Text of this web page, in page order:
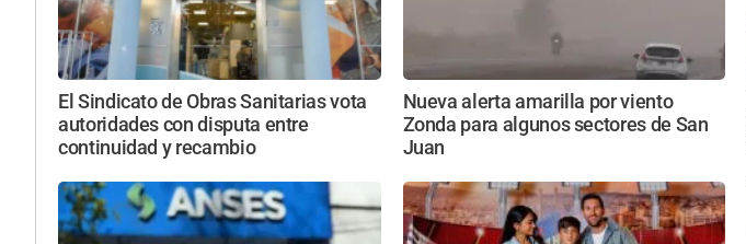
El Sindicato de Obras Sanitarias vota
autoridades con disputa entre
continuidad y recambio
Nueva alerta amarilla por viento
Zonda para algunos sectores de San
Juan